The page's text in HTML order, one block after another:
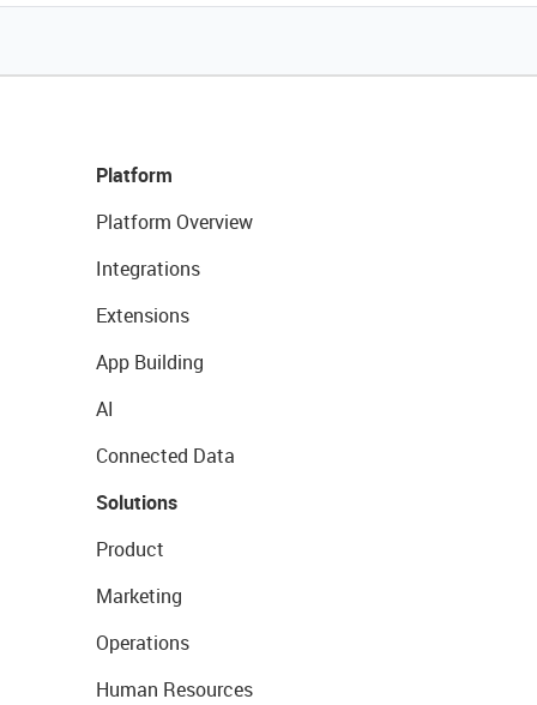
Platform
Platform Overview
Integrations
Extensions
App Building
AI
Connected Data
Solutions
Product
Marketing
Operations
Human Resources